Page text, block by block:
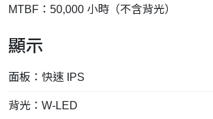
MTBF：50,000 小時（不含背光）
顯示
面板：快速 IPS
背光：W-LED